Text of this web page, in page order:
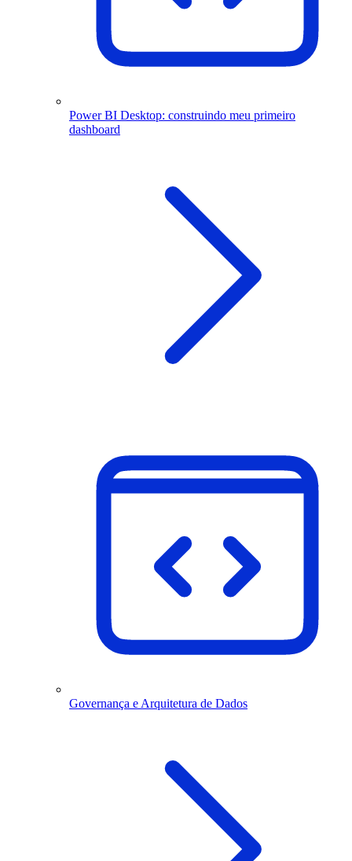
Power BI Desktop: construindo meu primeiro
dashboard
Governança e Arquitetura de Dados